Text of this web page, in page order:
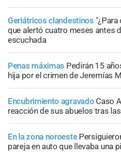
Geriátricos clandestinos "¿Para
que alertó cuatro meses antes
escuchada
Penas máximas Pedirán 15
hija por el crimen de Jeremías
Encubrimiento agravado Caso
reacción de sus abuelos tras
En la zona noroeste
pareja en auto que llevaba una